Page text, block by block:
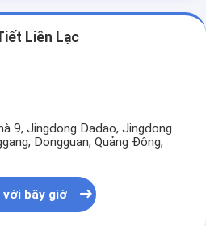
Liên Lạc
9, Jingdong Dadao, Jingdong
Dongguan, Quảng Đông,
với bây giờ